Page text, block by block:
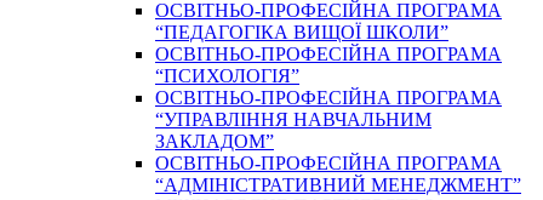
ОСВІТНЬО-ПРОФЕСІЙНА ПРОГРАМА
“ПЕДАГОГІКА ВИЩОЇ ШКОЛИ”
ОСВІТНЬО-ПРОФЕСІЙНА ПРОГРАМА
“ПСИХОЛОГІЯ”
ОСВІТНЬО-ПРОФЕСІЙНА ПРОГРАМА
“УПРАВЛІННЯ НАВЧАЛЬНИМ
ЗАКЛАДОМ”
ОСВІТНЬО-ПРОФЕСІЙНА ПРОГРАМА
“АДМІНІСТРАТИВНИЙ МЕНЕДЖМЕНТ”